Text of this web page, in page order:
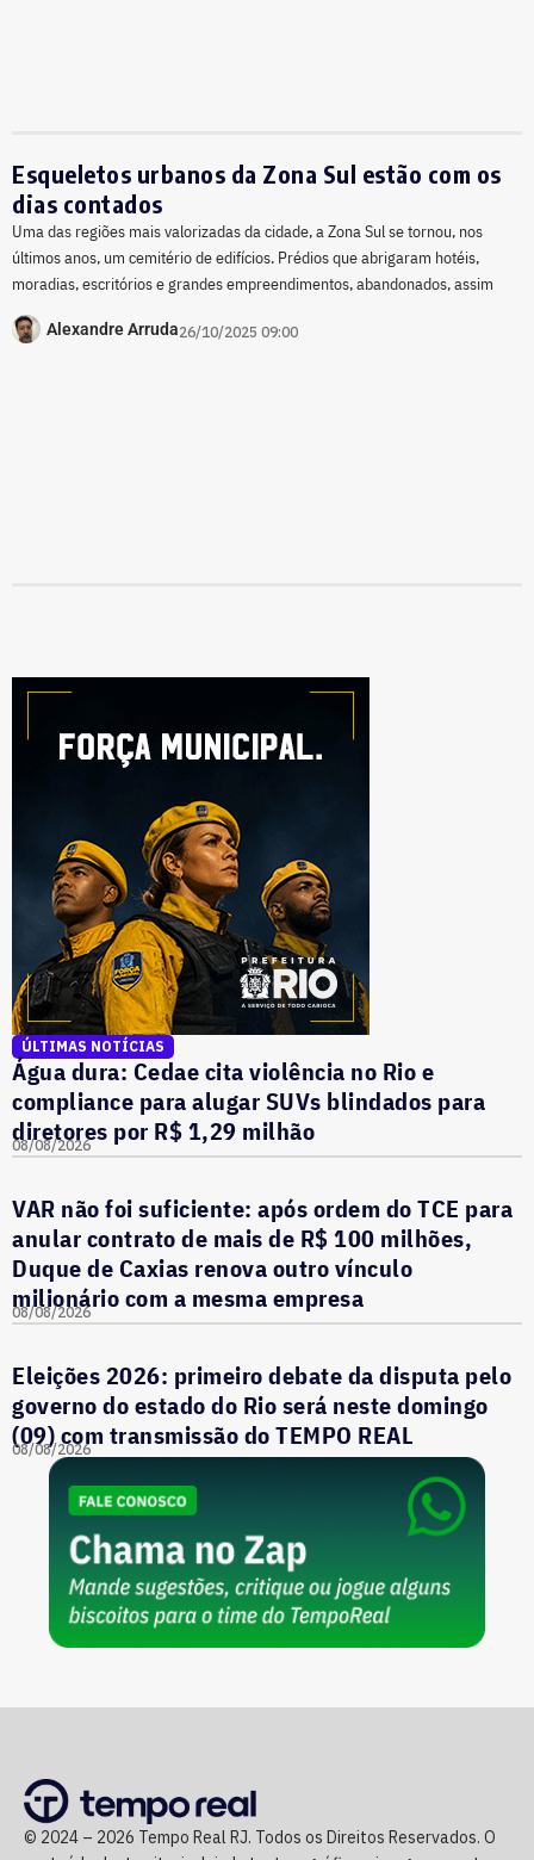
Esqueletos urbanos da Zona Sul estão com os
dias contados
Uma das regiões mais valorizadas da cidade, a Zona Sul se tornou, nos
últimos anos, um cemitério de edifícios. Prédios que abrigaram hotéis,
moradias, escritórios e grandes empreendimentos, abandonados, assim
Alexandre Arruda26/10/2025 09:00
ÚLTIMAS NOTÍCIAS
Água dura: Cedae cita violência no Rio e
compliance para alugar SUVs blindados para
diretores por R$ 1,29 milhão
08/08/2026
VAR não foi suficiente: após ordem do TCE para
anular contrato de mais de R$ 100 milhões,
Duque de Caxias renova outro vínculo
milionário com a mesma empresa
08/08/2026
Eleições 2026: primeiro debate da disputa pelo
governo do estado do Rio será neste domingo
(09) com transmissão do TEMPO REAL
08/08/2026
© 2024 – 2026 Tempo Real RJ. Todos os Direitos Reservados. O